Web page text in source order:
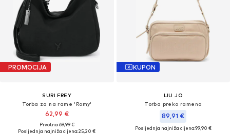
PROMOCIJA
SURI FREY
Torba za na rame 'Romy'
62,99 €
Prvotno: 69,99 €
Posljednja najniža cijena:25,20 €
KUPON
LIU JO
Torba preko ramena
89,91 €
Posljednja najniža cijena:99,90 €